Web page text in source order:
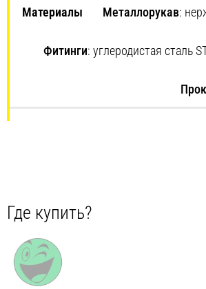
Металлорукав:
Фитинги: углеродистая сталь
Где купить?